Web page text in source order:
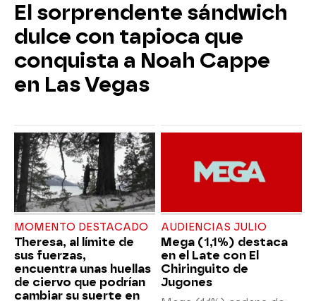
El sorprendente sándwich
dulce con tapioca que
conquista a Noah Cappe
en Las Vegas
MOMENTO DESTACADO
Theresa, al límite de
sus fuerzas,
encuentra unas huellas
de ciervo que podrían
cambiar su suerte en
AUDIENCIAS JULIO
Mega (1,1%) destaca
en el Late con El
Chiringuito de
Jugones